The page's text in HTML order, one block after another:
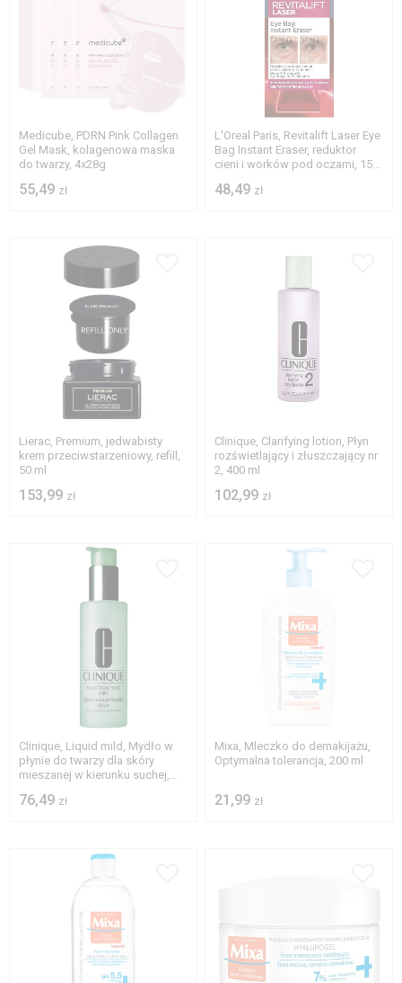
Medicube, PDRN Pink Collagen
Gel Mask, kolagenowa maska
do twarzy, 4x28g
55,49 zł
L'Oreal Paris, Revitalift Laser Eye
Bag Instant Eraser, reduktor
cieni i worków pod oczami, 15
48,49 zł
Lierac, Premium, jedwabisty
krem przeciwstarzeniowy, refill,
50 ml
153,99 zł
Clinique, Clarifying lotion, Płyn
rozświetlający i złuszczający nr
2, 400 ml
102,99 zł
Clinique, Liquid mild, Mydło w
płynie do twarzy dla skóry
mieszanej w kierunku suchej,
76,49 zł
Mixa, Mleczko do demakijażu,
Optymalna tolerancja, 200 ml
21,99 zł